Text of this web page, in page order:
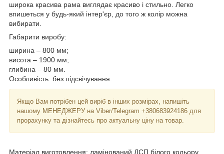
широка красива рама виглядає красиво і стильно. Легко
впишеться у будь-який інтер'єр, до того ж колір можна
вибирати.
Габарити виробу:
ширина – 800 мм;
висота – 1900 мм;
глибина – 80 мм.
Особливість: без підсвічування.
Якщо Вам потрібен цей виріб в інших розмірах, напишіть
нашому МЕНЕДЖЕРУ на Viber/Telegram +380683924186 для
прорахунку та дізнайтесь про актуальну ціну на товар.
Матеріал виготовлення: ламінований ДСП білого кольору